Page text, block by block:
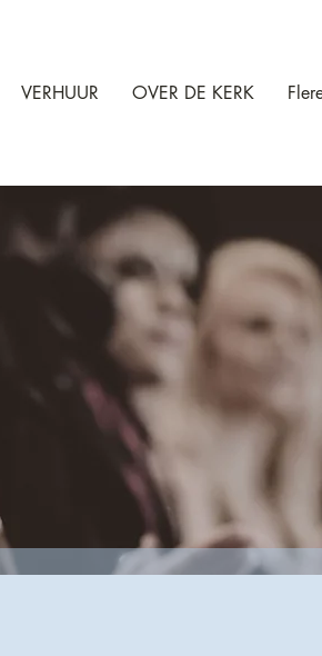
VERHUUR OVER DE KERK